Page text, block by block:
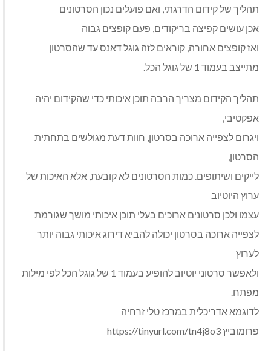
תהליך של קידום הדרגתי, ואם פועלים נכון הסרטונים
אכן עושים קפיצה בריקודים, פעם קופצים גבוה
ואז קופצים אחורה, קוראים לזה גוגל דאנס עד שהסרטון
מתייצב בעמוד 1 של גוגל הכל.
תהליך הקידום מצריך הרבה תוכן איכותי כדי שהקידום יהיה
אפקטיבי,
ויגרום לצפייה ארוכה בסרטון, חוות דעת מגולשים בתחתית
הסרטון,
לייקים ושיתופים. כמות הסרטונים לא קובעת, אלא האיכות של
ערוץ היוטיוב
עצמו ולכן סרטונים ארוכים בעלי תוכן איכותי מושך שגורמת
לצפייה ארוכה בסרטון יכולה להביא דירוג איכותי גבוה יותר
לערוץ
ולאפשר סרטוני יוטיוב להופיע בעמוד 1 של גוגל הכל לפי מילות
מפתח.
לדוגמא אדריכלית במרכז טלי זרחיה
פרומוביץ https://tinyurl.com/tn4j8o3